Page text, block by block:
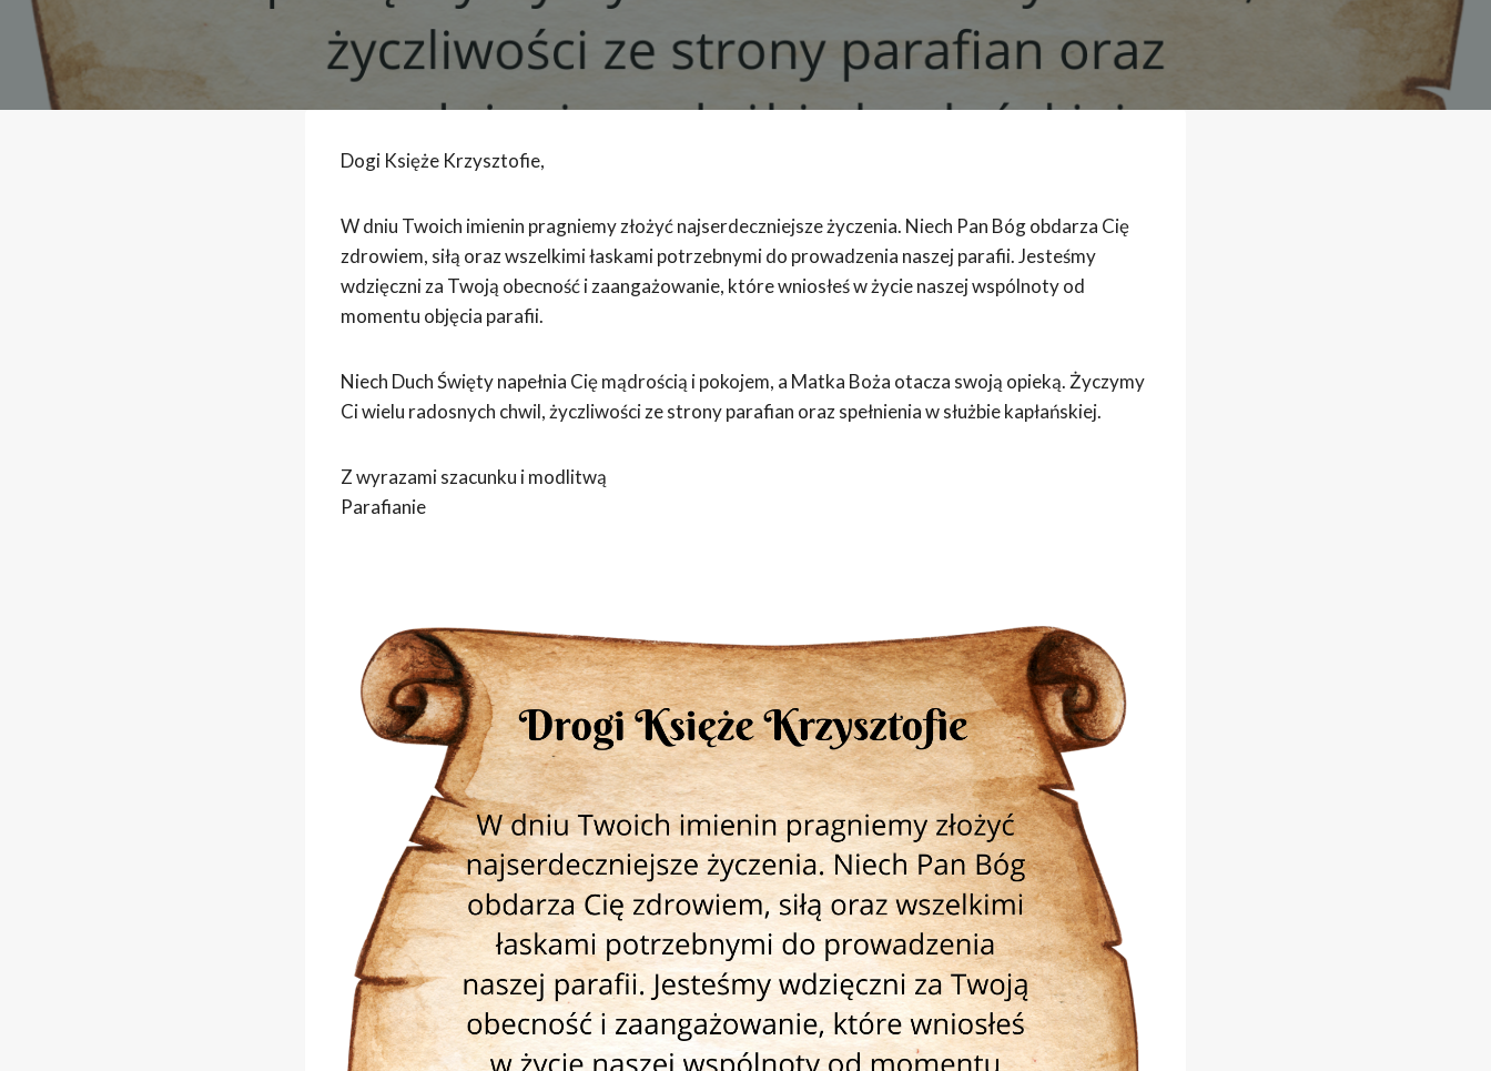
Dogi Księże Krzysztofie,
W dniu Twoich imienin pragniemy złożyć najserdeczniejsze życzenia. Niech Pan Bóg obdarza Cię
zdrowiem, siłą oraz wszelkimi łaskami potrzebnymi do prowadzenia naszej parafii. Jesteśmy
wdzięczni za Twoją obecność i zaangażowanie, które wniosłeś w życie naszej wspólnoty od
momentu objęcia parafii.
Niech Duch Święty napełnia Cię mądrością i pokojem, a Matka Boża otacza swoją opieką. Życzymy
Ci wielu radosnych chwil, życzliwości ze strony parafian oraz spełnienia w służbie kapłańskiej.
Z wyrazami szacunku i modlitwą
Parafianie